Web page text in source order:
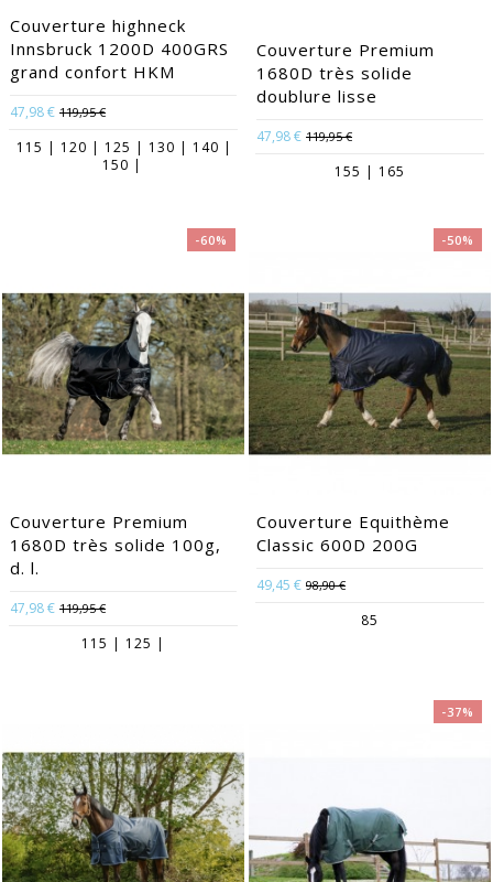
Couverture highneck
Innsbruck 1200D 400GRS
grand confort HKM
47,98 € 119,95 €
115 | 120 | 125 | 130 | 140 |
150 |
Couverture Premium
1680D très solide
doublure lisse
47,98 € 119,95 €
155 | 165
-60%
Couverture Premium
1680D très solide 100g,
d. l.
47,98 € 119,95 €
115 | 125 |
-50%
Couverture Equithème
Classic 600D 200G
49,45 € 98,90 €
85
-37%